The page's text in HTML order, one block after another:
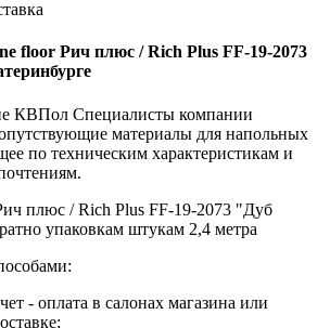
floor Рич плюс / Rich Plus FF-19-2073
КВПол Специалисты компании
материалы для напольных
по техническим характеристикам и
плюс / Rich Plus FF-19-2073 "Дуб
упаковкам штукам 2,4 метра
- оплата в салонах магазина или